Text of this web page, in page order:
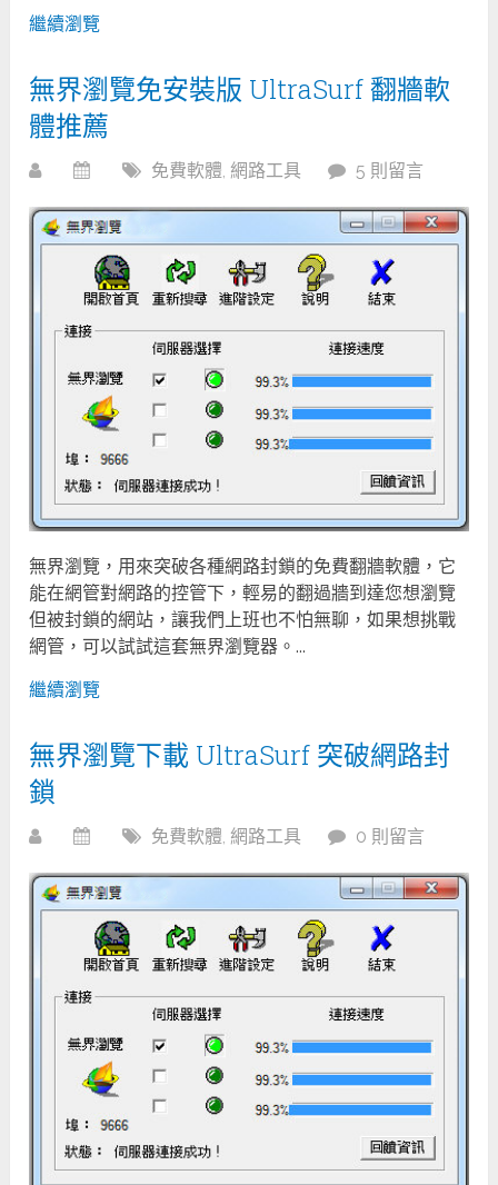
繼續瀏覽
無界瀏覽免安裝版 UltraSurf 翻牆軟
體推薦
免費軟體, 網路工具 5 則留言
無界瀏覽，用來突破各種網路封鎖的免費翻牆軟體，它
能在網管對網路的控管下，輕易的翻過牆到達您想瀏覽
但被封鎖的網站，讓我們上班也不怕無聊，如果想挑戰
網管，可以試試這套無界瀏覽器。...
繼續瀏覽
無界瀏覽下載 UltraSurf 突破網路封
鎖
免費軟體, 網路工具 0 則留言